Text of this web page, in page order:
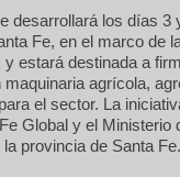
desarrollará los días 3
Fe, en el marco de
y estará destinada a
agrícola,
el sector. La
Global y el Ministerio
provincia de Santa Fe.